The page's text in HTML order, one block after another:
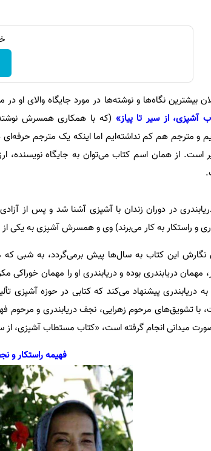
بیشترین نگاه‌ها و نوشته‌ها در مورد جایگاه والای او
آشپزی، از سیر تا پیاز» (که با همکاری همسرش
و مترجم هم کم نداشته‌ایم اما اینکه یک مترجم حرفه‌ای
در دوران زندان با آشپزی آشنا شد و پس از
و راستکار به کار می‌برند) وی و همسرش آشپزی به یکی
نگارش این کتاب به سال‌ها پیش برمی‌گردد، به شبی که
مهمان دریابندری بوده و دریابندری او را مهمان
به دریابندری پیشنهاد می‌کند که کتابی در حوزه آشپزی
با تشویق‌های مرحوم زهرایی، نجف دریابندری و
میدانی انجام گرفته است، «کتاب مستطاب آشپزی، از
فهیمه راستکار و